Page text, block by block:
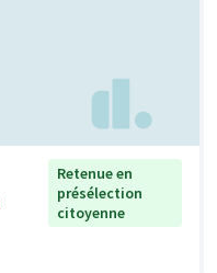
Retenue en
présélection
citoyenne